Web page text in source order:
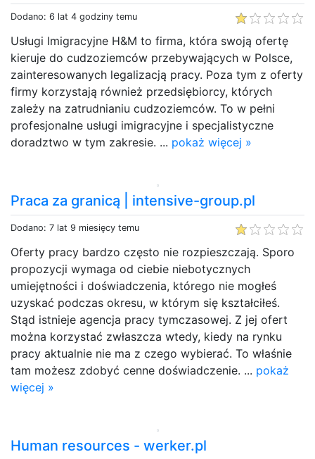
Dodano: 6 lat 4 godziny temu
Usługi Imigracyjne H&M to firma, która swoją ofertę
kieruje do cudzoziemców przebywających w Polsce,
zainteresowanych legalizacją pracy. Poza tym z oferty
firmy korzystają również przedsiębiorcy, których
zależy na zatrudnianiu cudzoziemców. To w pełni
profesjonalne usługi imigracyjne i specjalistyczne
doradztwo w tym zakresie. ... pokaż więcej »
Praca za granicą | intensive-group.pl
Dodano: 7 lat 9 miesięcy temu
Oferty pracy bardzo często nie rozpieszczają. Sporo
propozycji wymaga od ciebie niebotycznych
umiejętności i doświadczenia, którego nie mogłeś
uzyskać podczas okresu, w którym się kształciłeś.
Stąd istnieje agencja pracy tymczasowej. Z jej ofert
można korzystać zwłaszcza wtedy, kiedy na rynku
pracy aktualnie nie ma z czego wybierać. To właśnie
tam możesz zdobyć cenne doświadczenie. ... pokaż
więcej »
Human resources - werker.pl